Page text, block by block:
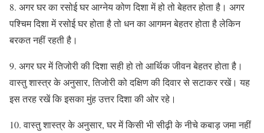
8. अगर घर का रसोई घर आग्नेय कोण दिशा में हो तो बेहतर होता है। अगर
पश्चिम दिशा में रसोई घर होता है तो धन का आगमन बेहतर होता है लेकिन
बरकत नहीं रहती है।
9. अगर घर में तिजोरी की दिशा सही हो तो आर्थिक जीवन बेहतर होता है।
वास्तु शास्त्र के अनुसार, तिजोरी को दक्षिण की दिवार से सटाकर रखें। यह
इस तरह रखें कि इसका मुंह उत्तर दिशा की ओर रहे।
10. वास्तु शास्त्र के अनुसार, घर में किसी भी सीढ़ी के नीचे कबाड़ जमा नहीं